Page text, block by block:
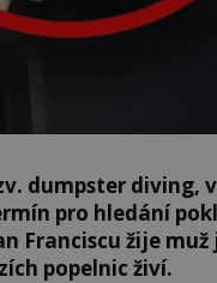
dumpster diving,
pro hledání
Franciscu žije
popelnic živí.